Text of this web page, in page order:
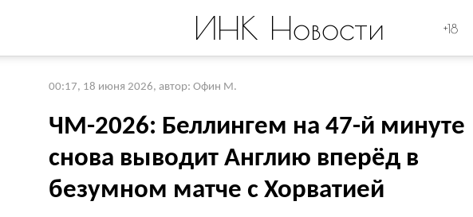
ИНК Новости +18
00:17, 18 июня 2026, автор: Офин М.
ЧМ-2026: Беллингем на 47-й минуте
снова выводит Англию вперёд в
безумном матче с Хорватией